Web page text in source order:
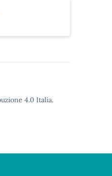
4.0 Italia.